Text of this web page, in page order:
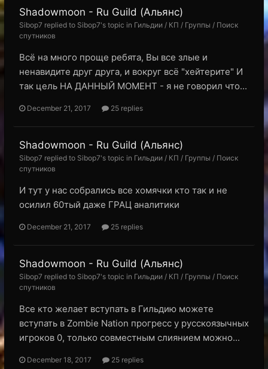
Shadowmoon - Ru Guild (Альянс)
Sibop7 replied to Sibop7's topic in Гильдии / КП / Группы / Поиск
спутников
Всё на много проще ребята, Вы все злые и
ненавидите друг друга, и вокруг всё "хейтерите" И
так цель НА ДАННЫЙ МОМЕНТ - я не говорил что...
December 21, 2017 25 replies
Shadowmoon - Ru Guild (Альянс)
Sibop7 replied to Sibop7's topic in Гильдии / КП / Группы / Поиск
спутников
И тут у нас собрались все хомячки кто так и не
осилил 60тый даже ГРАЦ аналитики
December 21, 2017 25 replies
Shadowmoon - Ru Guild (Альянс)
Sibop7 replied to Sibop7's topic in Гильдии / КП / Группы / Поиск
спутников
Все кто желает вступать в Гильдию можете
вступать в Zombie Nation прогресс у русскоязычных
игроков 0, только совместным слиянием можно...
December 18, 2017 25 replies